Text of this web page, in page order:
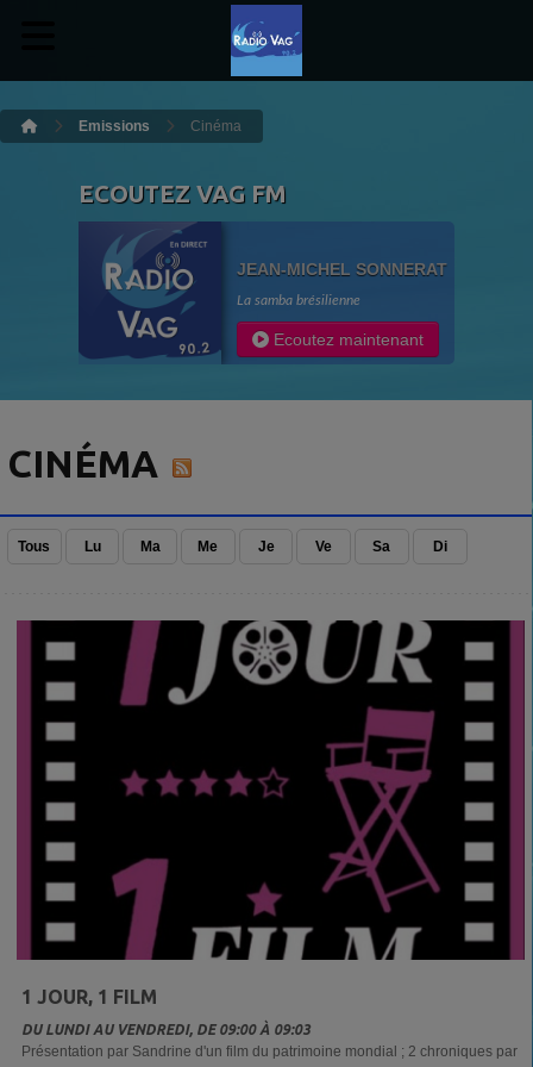
Emissions Cinéma
ECOUTEZ VAG FM
JEAN-MICHEL SONNERAT
La samba brésilienne
Ecoutez maintenant
CINÉMA
Tous Lu Ma Me Je Ve Sa Di
1 JOUR, 1 FILM
DU LUNDI AU VENDREDI, DE 09:00 À 09:03
Présentation par Sandrine d'un film du patrimoine mondial ; 2 chroniques par